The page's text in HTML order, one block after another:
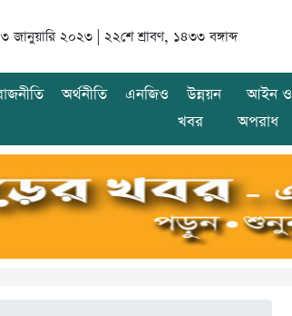
জানুয়ারি ২০২৩ | ২২শে শ্রাবণ, ১৪৩৩ বঙ্গাব্দ
অর্থনীতি এনজিও
উন্নয়ন
খবর
আইন ও
অপরাধ